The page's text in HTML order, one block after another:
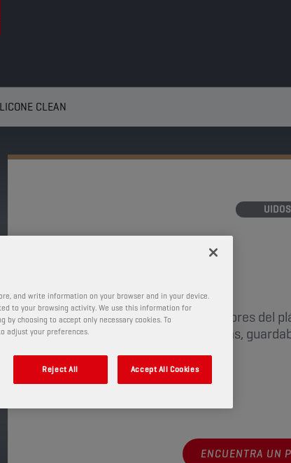
CLEAN
Este producto pule y revitaliza los colores del
carenado, asiento, salpicadero, ruedas,
PRODUCTO: 55544
Ver tamaños y envases disponibles
ENCUENTRA UN
and write information on your browser and in your device.
to your browsing activity. We use this information for
by choosing to accept only necessary cookies. To
adjust your preferences.
Reject All Accept All Cookies